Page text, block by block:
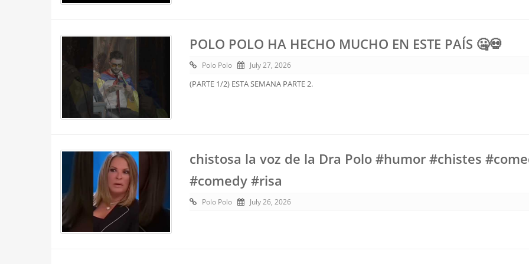
POLO POLO HA HECHO MUCHO EN ESTE PAÍS 🤐💀
Polo Polo July 27, 2026
(PARTE 1/2) ESTA SEMANA PARTE 2.
chistosa la voz de la Dra Polo #humor #chistes
#comedy #risa
Polo Polo July 26, 2026